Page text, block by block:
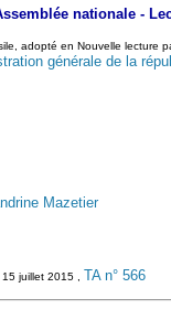
nationale -
adopté en Nouvelle lecture
générale de la
Mazetier
juillet 2015 , TA n° 566